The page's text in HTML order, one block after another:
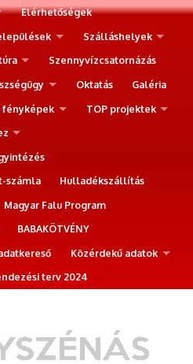
Elérhetőségek
Szálláshelyek
Szennyvízcsatornázás
Oktatás
Galéria
fényképek
TOP projektek
számla
Hulladékszállítás
Magyar Falu Program
BABAKÖTVÉNY
Közérdekű adatok
terv 2024